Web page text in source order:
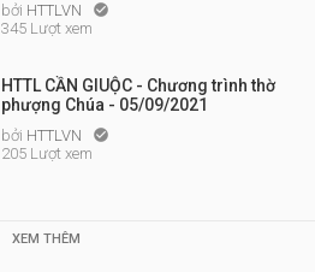
bởi HTTLVN 
345 Lượt xem
HTTL CẦN GIUỘC - Chương trình thờ
phượng Chúa - 05/09/2021
bởi HTTLVN 
205 Lượt xem
XEM THÊM